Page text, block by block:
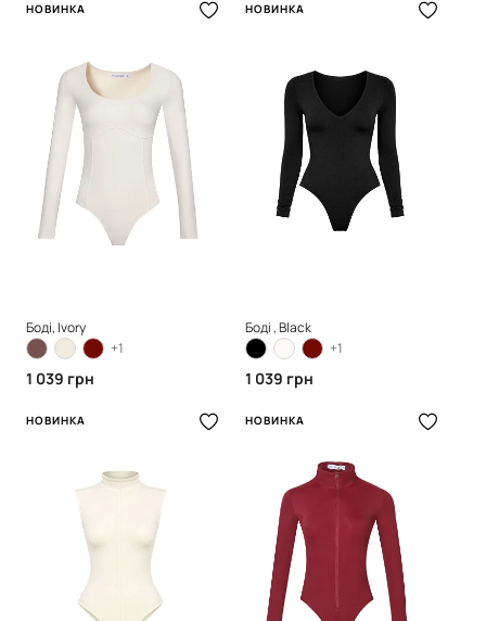
НОВИНКА
Боді, Ivory
+1
1 039 грн
НОВИНКА
Боді , Black
+1
1 039 грн
НОВИНКА НОВИНКА